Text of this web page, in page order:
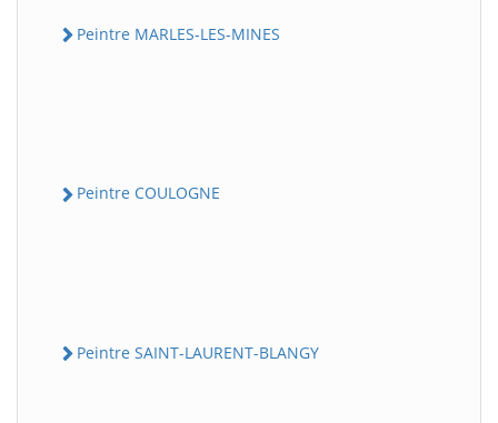
Peintre MARLES-LES-MINES
Peintre COULOGNE
Peintre SAINT-LAURENT-BLANGY